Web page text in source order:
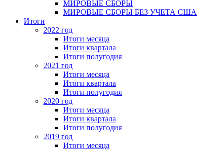
МИРОВЫЕ СБОРЫ
МИРОВЫЕ СБОРЫ БЕЗ УЧЕТА США
Итоги
2022 год
Итоги месяца
Итоги квартала
Итоги полугодия
2021 год
Итоги месяца
Итоги квартала
Итоги полугодия
2020 год
Итоги месяца
Итоги квартала
Итоги полугодия
2019 год
Итоги месяца